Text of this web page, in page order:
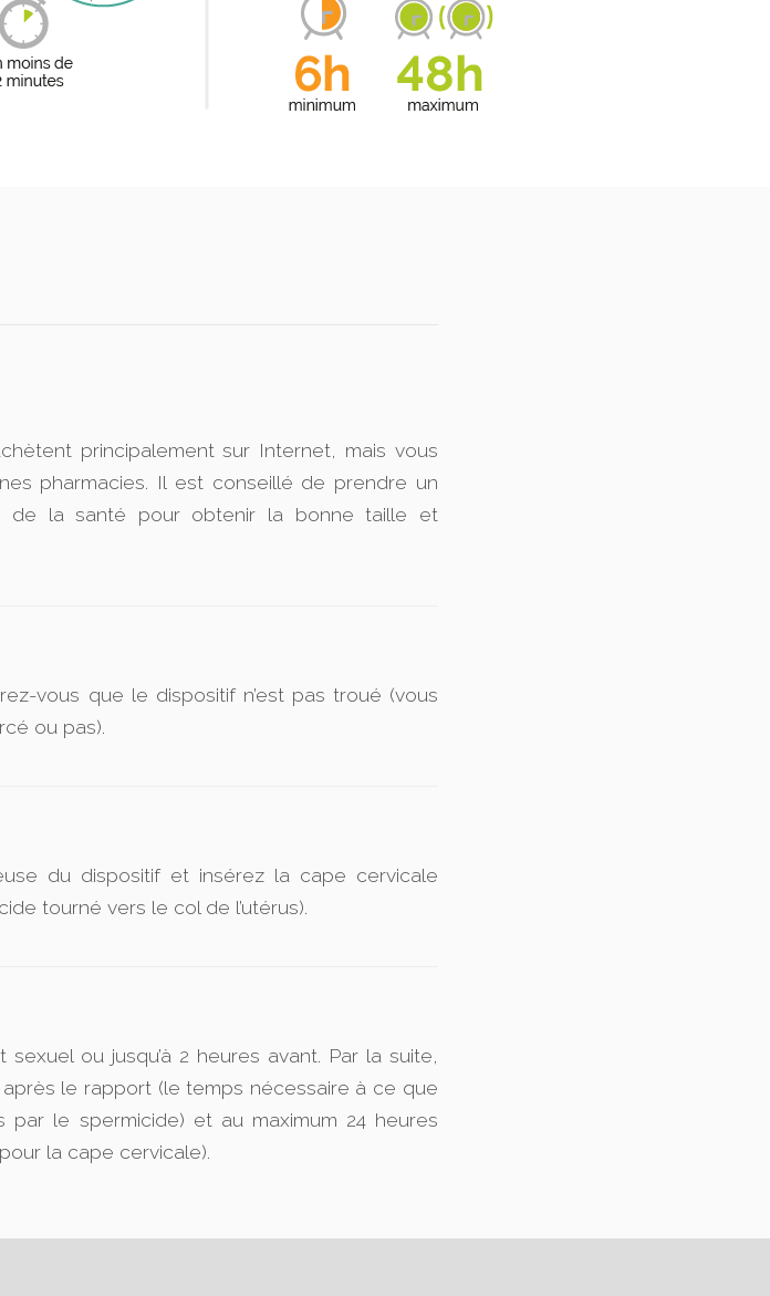
principalement sur Internet, mais vous
pharmacies. Il est conseillé de prendre un
de la santé pour obtenir la bonne taille et
vous que le dispositif n’est pas troué (vous
ou pas).
du dispositif et insérez la cape cervicale
tourné vers le col de l’utérus).
ou jusqu’à 2 heures avant. Par la suite,
le rapport (le temps nécessaire à ce que
par le spermicide) et au maximum 24 heures
la cape cervicale).